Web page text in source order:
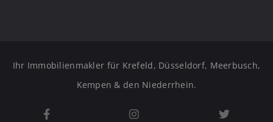
Ihr Immobilienmakler für Krefeld, Düsseldorf, Meerbusch,
Kempen & den Niederrhein.